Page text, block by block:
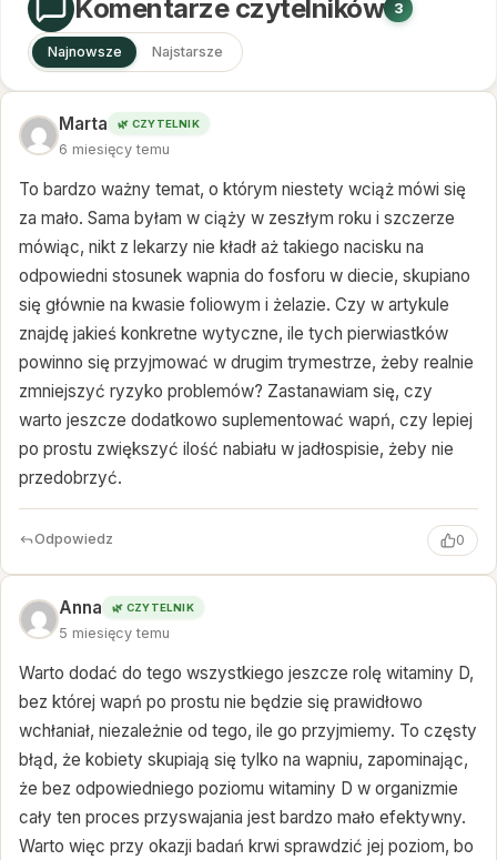
Komentarze czytelników 3
Najnowsze Najstarsze
Marta 🌿 CZYTELNIK
6 miesięcy temu
To bardzo ważny temat, o którym niestety wciąż mówi się
za mało. Sama byłam w ciąży w zeszłym roku i szczerze
mówiąc, nikt z lekarzy nie kładł aż takiego nacisku na
odpowiedni stosunek wapnia do fosforu w diecie, skupiano
się głównie na kwasie foliowym i żelazie. Czy w artykule
znajdę jakieś konkretne wytyczne, ile tych pierwiastków
powinno się przyjmować w drugim trymestrze, żeby realnie
zmniejszyć ryzyko problemów? Zastanawiam się, czy
warto jeszcze dodatkowo suplementować wapń, czy lepiej
po prostu zwiększyć ilość nabiału w jadłospisie, żeby nie
przedobrzyć.
Odpowiedz 0
Anna 🌿 CZYTELNIK
5 miesięcy temu
Warto dodać do tego wszystkiego jeszcze rolę witaminy D,
bez której wapń po prostu nie będzie się prawidłowo
wchłaniał, niezależnie od tego, ile go przyjmiemy. To częsty
błąd, że kobiety skupiają się tylko na wapniu, zapominając,
że bez odpowiedniego poziomu witaminy D w organizmie
cały ten proces przyswajania jest bardzo mało efektywny.
Warto więc przy okazji badań krwi sprawdzić jej poziom, bo